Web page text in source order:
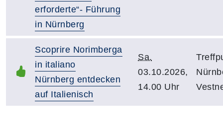
erforderte“- Führung
in Nürnberg
Scoprire Norimberga
in italiano
Nürnberg entdecken
auf Italienisch
Sa.
03.10.2026,
14.00 Uhr